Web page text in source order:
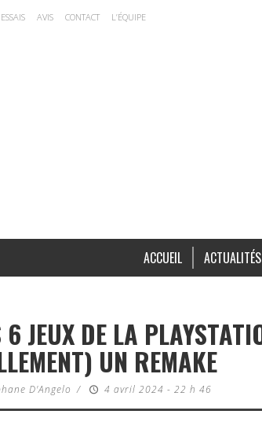
ESSAIS AVIS CONTACT L’ÉQUIPE
ACCUEIL ACTUALITÉS
6 JEUX DE LA
UN REMAKE
D'Angelo / 4 avril 2024 - 22 h 46